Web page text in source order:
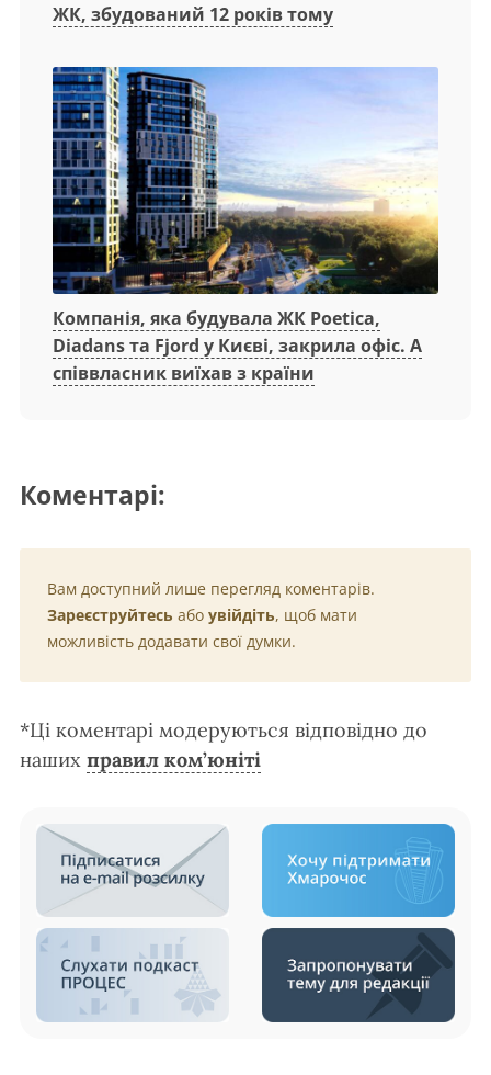
ЖК, збудований 12 років тому
Компанія, яка будувала ЖК Poetica,
Diadans та Fjord у Києві, закрила офіс. А
співвласник виїхав з країни
Коментарі:
Вам доступний лише перегляд коментарів.
Зареєструйтесь або увійдіть, щоб мати
можливість додавати свої думки.
*Ці коментарі модеруються відповідно до
наших правил ком’юніті